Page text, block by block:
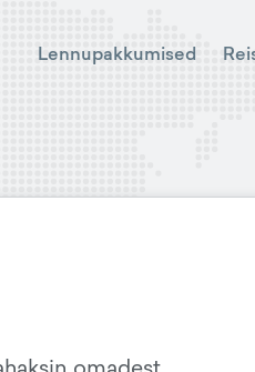
Lennupakkumised